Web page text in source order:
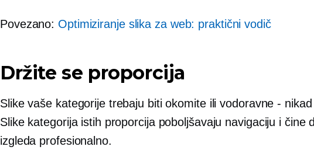
Povezano: Optimiziranje slika za web: praktični vodič
Držite se proporcija
Slike vaše kategorije trebaju biti okomite ili vodoravne -
Slike kategorija istih proporcija poboljšavaju navigaciju i čine
izgleda profesionalno.